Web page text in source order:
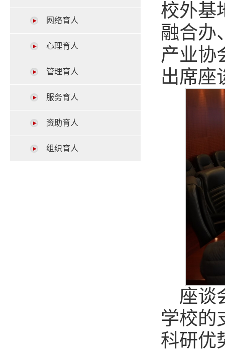
网络育人
心理育人
管理育人
服务育人
资助育人
组织育人
校外基
融合办
产业协
出席座
座谈
学校的
科研优